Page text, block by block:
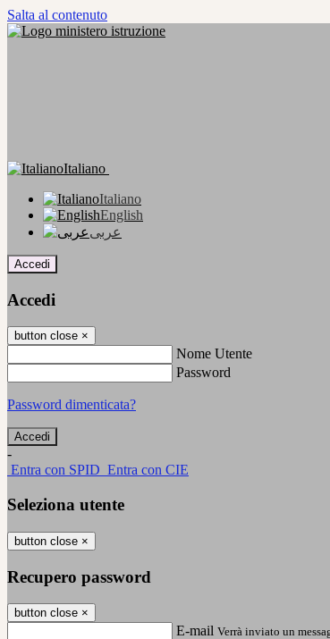
Salta al contenuto
Italiano
Italiano
English
عربى
Accedi
Accedi
button close ×
Nome Utente
Password
Password dimenticata?
-
Entra con SPID Entra con CIE
Seleziona utente
button close ×
Recupero password
button close ×
E-mail Verrà inviato un